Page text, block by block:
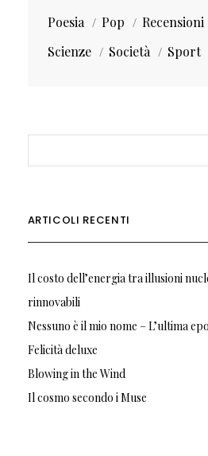
Poesia
Pop Recensioni
Scienze
Società Sport
ARTICOLI RECENTI
Il costo dell’energia tra illusioni
rinnovabili
Nessuno è il mio nome – L’ultima
Felicità deluxe
Blowing in the Wind
Il cosmo secondo i Muse